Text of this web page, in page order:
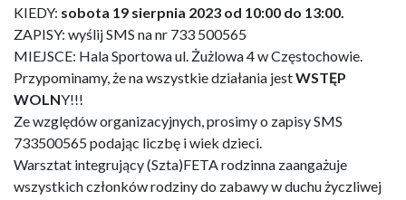
KIEDY: sobota 19 sierpnia 2023 od 10:00 do 13:00.
ZAPISY: wyślij SMS na nr 733 500565
MIEJSCE: Hala Sportowa ul. Żużlowa 4 w Częstochowie.
Przypominamy, że na wszystkie działania jestWSTĘP
WOLNY!!!
Ze względów organizacyjnych, prosimy o zapisy SMS
733500565 podając liczbę i wiek dzieci.
Warsztat integrujący (Szta)FETA rodzinna zaangażuje
wszystkich członków rodziny do zabawy w duchu życzliwej